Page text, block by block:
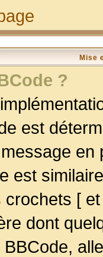
Mise
?
est
est
[
dont